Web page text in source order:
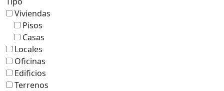
Viviendas
Pisos
Casas
Locales
Oficinas
Edificios
Terrenos